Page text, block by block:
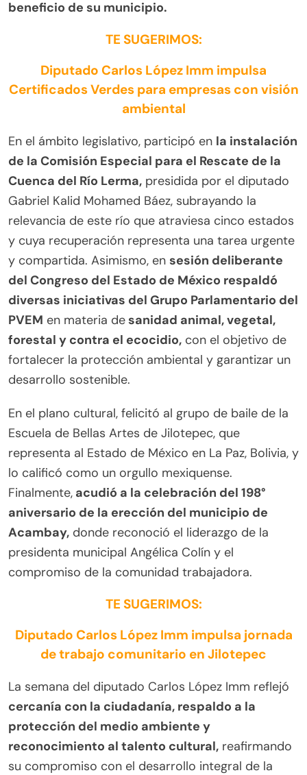
beneficio de su municipio.
TE SUGERIMOS:
Diputado Carlos López Imm impulsa
Certificados Verdes para empresas con visión
ambiental
En el ámbito legislativo, participó en la instalación
de la Comisión Especial para el Rescate de la
Cuenca del Río Lerma, presidida por el diputado
Gabriel Kalid Mohamed Báez, subrayando la
relevancia de este río que atraviesa cinco estados
y cuya recuperación representa una tarea urgente
y compartida. Asimismo, en sesión deliberante
del Congreso del Estado de México respaldó
diversas iniciativas del Grupo Parlamentario del
PVEM en materia desanidad animal, vegetal,
forestal y contra el ecocidio, con el objetivo de
fortalecer la protección ambiental y garantizar un
desarrollo sostenible.
En el plano cultural, felicitó al grupo de baile de la
Escuela de Bellas Artes de Jilotepec, que
representa al Estado de México en La Paz, Bolivia, y
lo calificó como un orgullo mexiquense.
Finalmente, acudió a la celebración del 198°
aniversario de la erección del municipio de
Acambay, donde reconoció el liderazgo de la
presidenta municipal Angélica Colín y el
compromiso de la comunidad trabajadora.
TE SUGERIMOS:
Diputado Carlos López Imm impulsa jornada
de trabajo comunitario en Jilotepec
La semana del diputado Carlos López Imm reflejó
cercanía con la ciudadanía, respaldo a la
protección del medio ambiente y
reconocimiento al talento cultural, reafirmando
su compromiso con el desarrollo integral de la